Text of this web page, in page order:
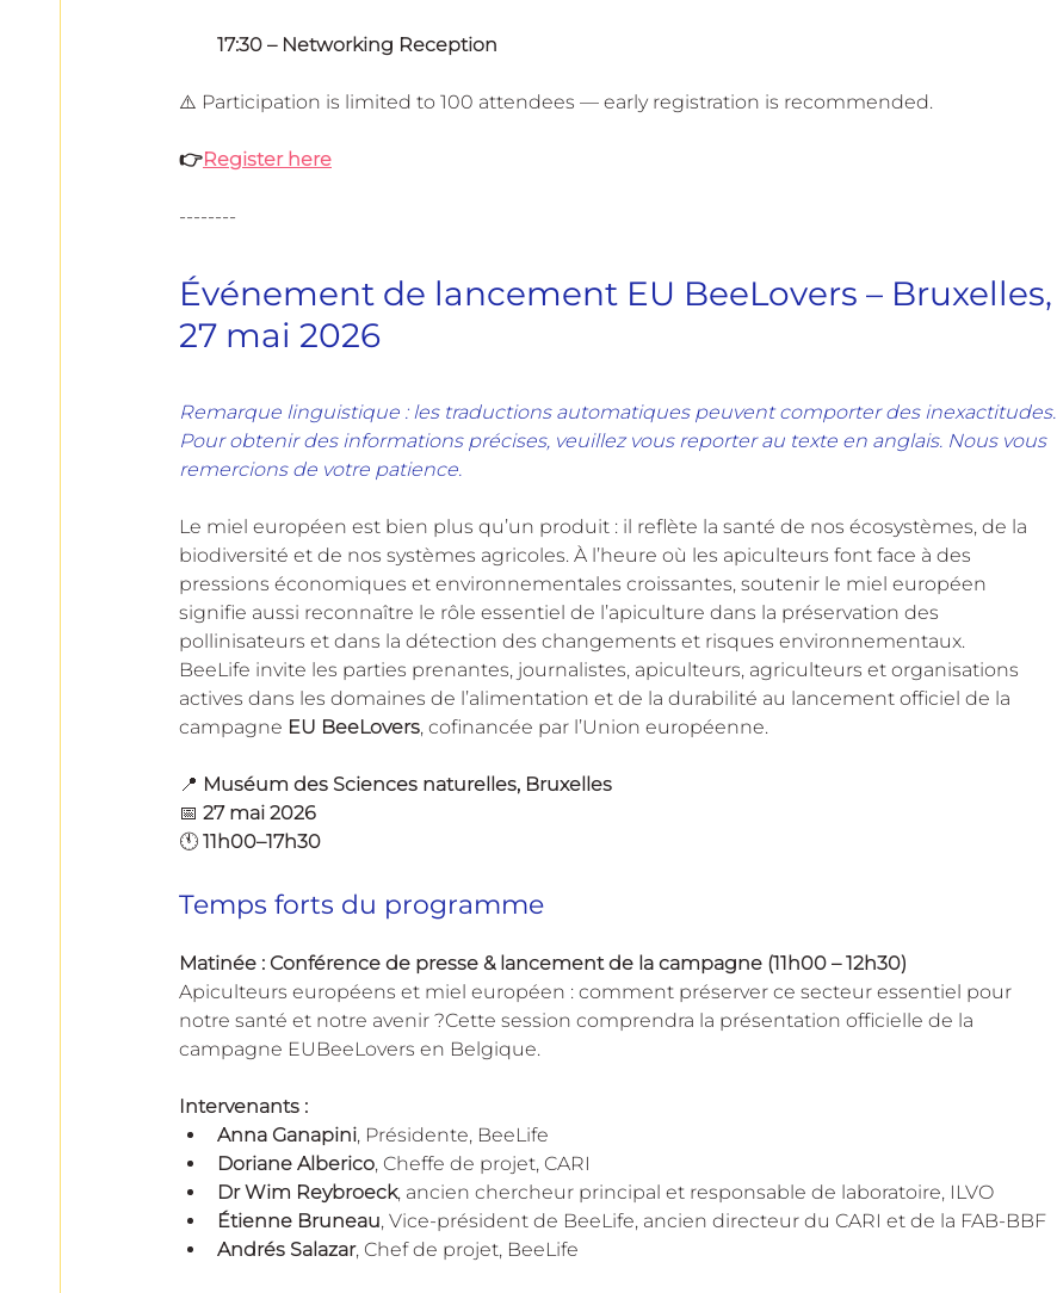
17:30 – Networking Reception
⚠️ Participation is limited to 100 attendees — early registration is recommended.
👉Register here
--------
Événement de lancement EU BeeLovers – Bruxelles,
27 mai 2026
Remarque linguistique : les traductions automatiques peuvent comporter des inexactitudes.
Pour obtenir des informations précises, veuillez vous reporter au texte en anglais. Nous vous
remercions de votre patience.
Le miel européen est bien plus qu’un produit : il reflète la santé de nos écosystèmes, de la
biodiversité et de nos systèmes agricoles. À l’heure où les apiculteurs font face à des
pressions économiques et environnementales croissantes, soutenir le miel européen
signifie aussi reconnaître le rôle essentiel de l’apiculture dans la préservation des
pollinisateurs et dans la détection des changements et risques environnementaux.
BeeLife invite les parties prenantes, journalistes, apiculteurs, agriculteurs et organisations
actives dans les domaines de l’alimentation et de la durabilité au lancement officiel de la
campagne EU BeeLovers, cofinancée par l’Union européenne.
📍 Muséum des Sciences naturelles, Bruxelles
📅 27 mai 2026
🕚 11h00–17h30
Temps forts du programme
Matinée : Conférence de presse & lancement de la campagne (11h00 – 12h30)
Apiculteurs européens et miel européen : comment préserver ce secteur essentiel pour
notre santé et notre avenir ?Cette session comprendra la présentation officielle de la
campagne EUBeeLovers en Belgique.
Intervenants :
Anna Ganapini, Présidente, BeeLife
Doriane Alberico, Cheffe de projet, CARI
Dr Wim Reybroeck, ancien chercheur principal et responsable de laboratoire, ILVO
Étienne Bruneau, Vice-président de BeeLife, ancien directeur du CARI et de la FAB-BBF
Andrés Salazar, Chef de projet, BeeLife